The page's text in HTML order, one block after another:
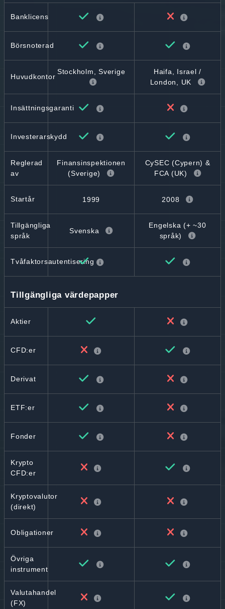
Banklicens
Börsnoterad
Huvudkontor
Stockholm, Sverige
Haifa, Israel /
London, UK
Insättningsgaranti
Investerarskydd
Reglerad
av
Finansinspektionen
(Sverige)
CySEC (Cypern) &
FCA (UK)
Startår 1999 2008
Tillgängliga
språk
Svenska
Engelska (+ ~30
språk)
Tvåfaktorsautentisering
Tillgängliga värdepapper
Aktier
CFD:er
Derivat
ETF:er
Fonder
Krypto
CFD:er
Kryptovalutor
(direkt)
Obligationer
Övriga
instrument
Valutahandel
(FX)